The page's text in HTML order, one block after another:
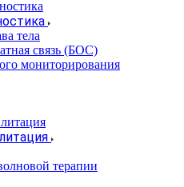
тела
связь (БОС)
мониторирования
терапии